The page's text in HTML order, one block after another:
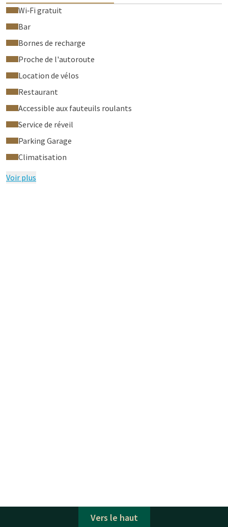
Wi‑Fi gratuit
Bar
Bornes de recharge
Proche de l'autoroute
Location de vélos
Restaurant
Accessible aux fauteuils roulants
Service de réveil
Parking Garage
Climatisation
Voir plus
Vers le haut